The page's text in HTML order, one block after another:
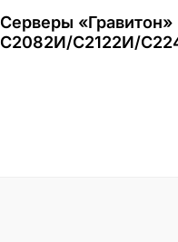
Серверы «Гравитон»
С2082И/С2122И/